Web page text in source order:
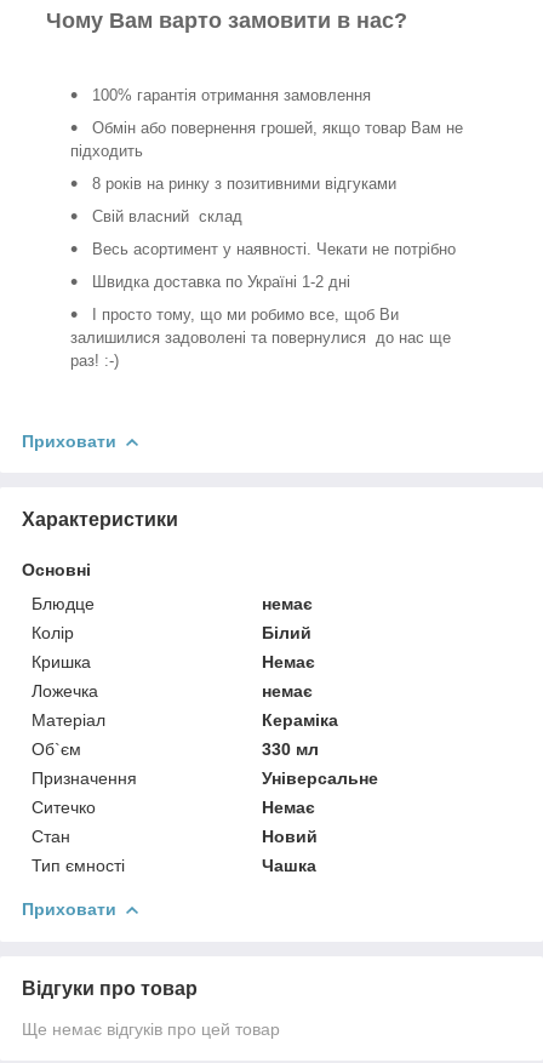
Чому Вам варто замовити в нас?
100% гарантія отримання замовлення
Обмін або повернення грошей, якщо товар Вам не
підходить
8 років на ринку з позитивними відгуками
Свій власний склад
Весь асортимент у наявності. Чекати не потрібно
Швидка доставка по Україні 1-2 дні
І просто тому, що ми робимо все, щоб Ви
залишилися задоволені та повернулися до нас ще
раз! :-)
Приховати
Характеристики
Основні
Блюдце
немає
Колір
Білий
Кришка
Немає
Ложечка
немає
Матеріал
Кераміка
Об`єм
330 мл
Призначення
Універсальне
Ситечко
Немає
Стан
Новий
Тип ємності
Чашка
Приховати
Відгуки про товар
Ще немає відгуків про цей товар